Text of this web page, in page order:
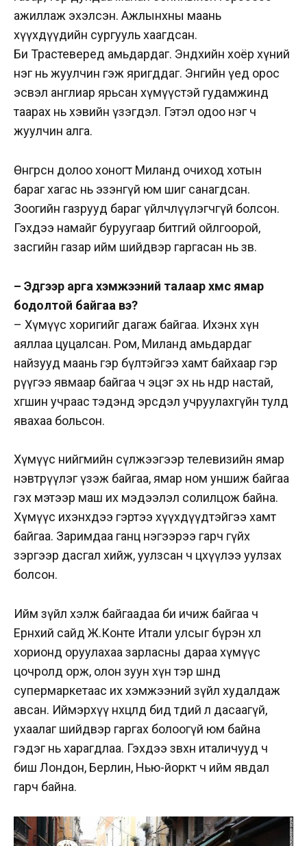
ажиллаж эхэлсэн. Ажлынхны маань
хүүхдүүдийн сургууль хаагдсан.
Би Трастеверед амьдардаг. Эндхийн хоёр хүний
нэг нь жуулчин гэж яригддаг. Энгийн үед орос
эсвэл англиар ярьсан хүмүүстэй гудамжинд
таарах нь хэвийн үзэгдэл. Гэтэл одоо нэг ч
жуулчин алга.
Өнгөрсөн долоо хоногт Миланд очиход хотын
бараг хагас нь эзэнгүй юм шиг санагдсан.
Зоогийн газрууд бараг үйлчлүүлэгчгүй болсон.
Гэхдээ намайг буруугаар битгий ойлгоорой,
засгийн газар ийм шийдвэр гаргасан нь зөв.
– Эдгээр арга хэмжээний талаар хүмүүс ямар
бодолтой байгаа вэ?
– Хүмүүс хоригийг дагаж байгаа. Ихэнх хүн
аяллаа цуцалсан. Ром, Миланд амьдардаг
найзууд маань гэр бүлтэйгээ хамт байхаар гэр
рүүгээ явмаар байгаа ч эцэг эх нь өндөр настай,
хөгшин учраас тэдэнд эрсдэл учруулахгүйн тулд
явахаа больсон.
Хүмүүс нийгмийн сүлжээгээр телевизийн ямар
нэвтрүүлэг үзэж байгаа, ямар ном уншиж байгаа
гэх мэтээр маш их мэдээлэл солилцож байна.
Хүмүүс ихэнхдээ гэртээ хүүхдүүдтэйгээ хамт
байгаа. Заримдаа ганц нэгээрээ гарч гүйх
зэргээр дасгал хийж, уулзсан ч цөөхүүлээ уулзах
болсон.
Ийм зүйл хэлж байгаадаа би ичиж байгаа ч
Ерөнхий сайд Ж.Конте Итали улсыг бүрэн хөл
хорионд оруулахаа зарласны дараа хүмүүс
цочролд орж, олон зуун хүн тэр шөнөдөө
супермаркетаас их хэмжээний зүйл худалдаж
авсан. Иймэрхүү нөхцөлд бид төдий л дасаагүй,
ухаалаг шийдвэр гаргах болоогүй юм байна
гэдэг нь харагдлаа. Гэхдээ зөвхөн италичууд ч
биш Лондон, Берлин, Нью-йоркт ч ийм явдал
гарч байна.